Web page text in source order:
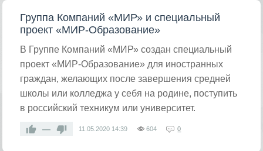
Группа Компаний «МИР» и специальный
проект «МИР-Образование»
В Группе Компаний «МИР» создан специальный
проект «МИР-Образование» для иностранных
граждан, желающих после завершения средней
школы или колледжа у себя на родине, поступить
в российский техникум или университет.
— 11.05.2020 14:39 604 0